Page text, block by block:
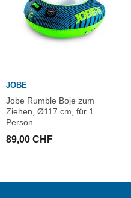
JOBE
Jobe Rumble Boje zum
Ziehen, Ø117 cm, für 1
Person
89,00 CHF